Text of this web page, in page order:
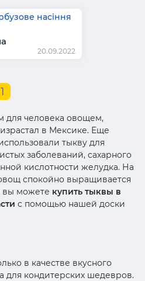
насіння
20.09.2022
1
для человека овощем,
в Мексике. Еще
тыкву для
заболеваний, сахарного
кислотности желудка. На
спокойно выращивается
вы можете купить тыквы в
с помощью нашей доски
в качестве вкусного
для кондитерских шедевров.